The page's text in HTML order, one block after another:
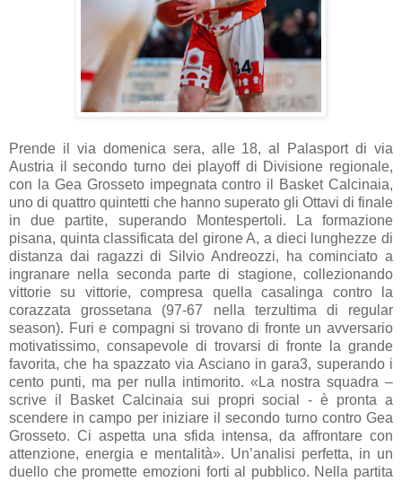
Prende il via domenica sera, alle 18, al Palasport di via
Austria il secondo turno dei playoff di Divisione regionale,
con la Gea Grosseto impegnata contro il Basket Calcinaia,
uno di quattro quintetti che hanno superato gli Ottavi di finale
in due partite, superando Montespertoli. La formazione
pisana, quinta classificata del girone A, a dieci lunghezze di
distanza dai ragazzi di Silvio Andreozzi, ha cominciato a
ingranare nella seconda parte di stagione, collezionando
vittorie su vittorie, compresa quella casalinga contro la
corazzata grossetana (97-67 nella terzultima di regular
season). Furi e compagni si trovano di fronte un avversario
motivatissimo, consapevole di trovarsi di fronte la grande
favorita, che ha spazzato via Asciano in gara3, superando i
cento punti, ma per nulla intimorito. «La nostra squadra –
scrive il Basket Calcinaia sui propri social - è pronta a
scendere in campo per iniziare il secondo turno contro Gea
Grosseto. Ci aspetta una sfida intensa, da affrontare con
attenzione, energia e mentalità». Un’analisi perfetta, in un
duello che promette emozioni forti al pubblico. Nella partita